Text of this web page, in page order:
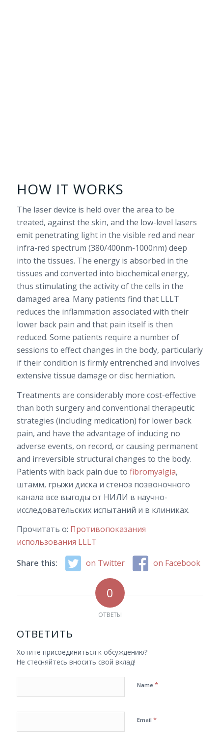
HOW IT WORKS
The laser device is held over the area to be
treated, against the skin, and the low-level lasers
emit penetrating light in the visible red and near
infra-red spectrum (380/400nm-1000nm) deep
into the tissues. The energy is absorbed in the
tissues and converted into biochemical energy,
thus stimulating the activity of the cells in the
damaged area. Many patients find that LLLT
reduces the inflammation associated with their
lower back pain and that pain itself is then
reduced. Some patients require a number of
sessions to effect changes in the body, particularly
if their condition is firmly entrenched and involves
extensive tissue damage or disc herniation.
Treatments are considerably more cost-effective
than both surgery and conventional therapeutic
strategies (including medication) for lower back
pain, and have the advantage of inducing no
adverse events, on record, or causing permanent
and irreversible structural changes to the body.
Patients with back pain due to fibromyalgia,
штамм, грыжи диска и стеноз позвоночного
канала все выгоды от НИЛИ в научно-
исследовательских испытаний и в клиниках.
Прочитать о: Противопоказания
использования LLLT
Share this:
on Twitter on Facebook
0
ОТВЕТЫ
ОТВЕТИТЬ
Хотите присоединиться к обсуждению?
Не стесняйтесь вносить свой вклад!
Name *
Email *